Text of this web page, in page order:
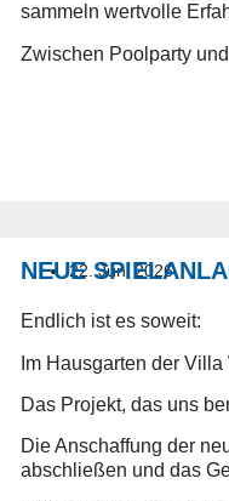
sammeln wertvolle
Zwischen Poolparty
22. Juni 2026
NEUE
Endlich ist es soweit:
Im Hausgarten der
Das Projekt, das uns
Die Anschaffung der
abschließen und das